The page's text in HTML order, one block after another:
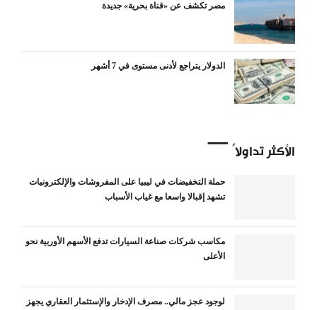
مصر تكشف عن «قناة بحرية» جديدة
الدولار يتراجع لأدنى مستوى في 7 أشهر
الأكثر تداولاً
حملة التخفيضات في ليبيا على المفروشات والإلكترونيات
تشهد إقبالا واسعا مع غياب الأسباب
مكاسب شركات صناعة السيارات تدفع الأسهم الأوربية نحو
الأعلى
لوجود عجز مالي.. مصرف الإدخار والإستثمار العقاري يجهز